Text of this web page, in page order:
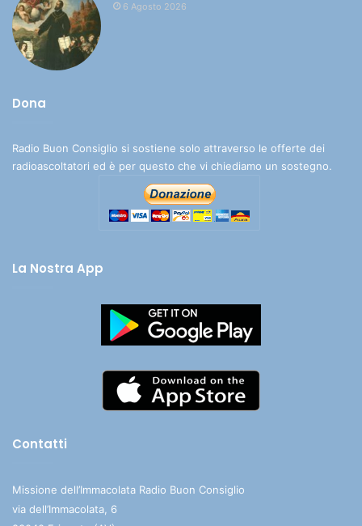
6 Agosto 2026
Dona
Radio Buon Consiglio si sostiene solo attraverso le offerte dei
radioascoltatori ed è per questo che vi chiediamo un sostegno.
La Nostra App
Contatti
Missione dell’Immacolata Radio Buon Consiglio
via dell’Immacolata, 6